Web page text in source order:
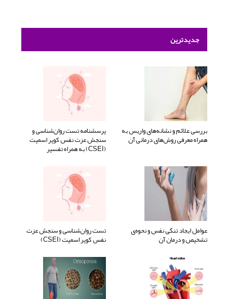
جدیدترین
بررسی علائم و نشانه‌های واریس به
همراه معرفی روش‌های درمانی آن
پرسشنامه تست روان‌شناسی و
سنجش عزت نفس کوپر اسمیت
(CSEI) به همراه تفسیر
عوامل ایجاد تنگی نفس و نحوه‌ی
تشخیص و درمان آن
تست روان‌شناسی و سنجش عزت
نفس کوپر اسمیت (CSEI)